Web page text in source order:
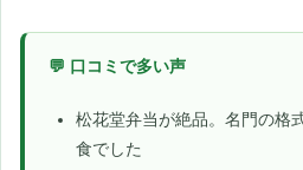
💬 口コミで多い声
松花堂弁当が絶品。名門の格
食でした